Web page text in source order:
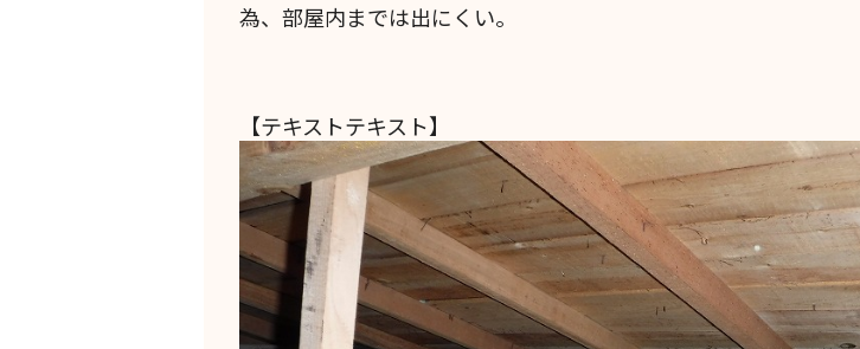
為、部屋内までは出にくい。
【テキストテキスト】